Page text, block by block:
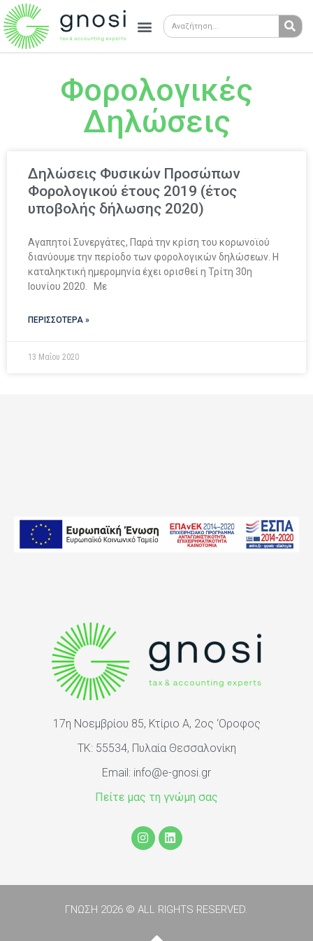
Φορολογικές
Δηλώσεις
Δηλώσεις Φυσικών Προσώπων
Φορολογικού έτους 2019 (έτος
υποβολής δήλωσης 2020)
Αγαπητοί Συνεργάτες, Παρά την κρίση του κορωνοϊού
διανύουμε την περίοδο των φορολογικών δηλώσεων. Η
καταληκτική ημερομηνία έχει ορισθεί η Τρίτη 30η
Ιουνίου 2020. Με
ΠΕΡΙΣΣΟΤΕΡΑ »
13 Μαΐου 2020
17η Νοεμβρίου 85, Κτίριο Α, 2ος ‘Oροφος
ΤΚ: 55534, Πυλαία Θεσσαλονίκη
Email: info@e-gnosi.gr
Πείτε μας τη γνώμη σας
ΓΝΩΣΗ 2026 © ALL RIGHTS RESERVED.